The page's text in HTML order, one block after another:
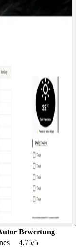
Bewertung
4,75/5